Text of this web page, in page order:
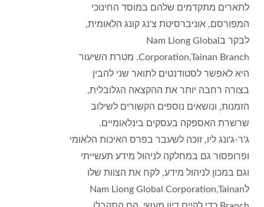
לתארים מתקדמים שלהם במוסד החינוכי
המפורסם, אוניברסיטת צ'נג קונג הלאומית,
לבקר בNam Liong Global
Corporation,Tainan Branch. מטרת השיעור
היא לאפשר לסטודנטים לתואר שני להבין
בצורה רחבה יותר את ההקצאה הגלובלית,
הזמנות, ונושאים נוספים הקשורים לשילוב
שרשרת האספקה בעסקים בינלאומיים.
ג'ר-ג'ונג ליו, זוכה לשעבר בפרס האיכות הלאומי
ופרופסור גם במחלקה לניהול מידע תעשייתי
וגם במכון לניהול מידע, לקח את הצוות שלו
לNam Liong Global Corporation,Tainan